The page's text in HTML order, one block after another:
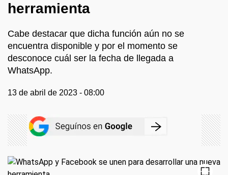
herramienta
Cabe destacar que dicha función aún no se
encuentra disponible y por el momento se
desconoce cuál ser la fecha de llegada a
WhatsApp.
13 de abril de 2023 - 08:00